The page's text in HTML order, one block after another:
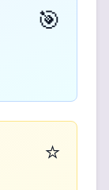
🎯
⭐